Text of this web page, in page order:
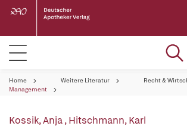
Home Weitere Literatur
Recht &
Management
Kossik, Anja,Hitschmann, Karl